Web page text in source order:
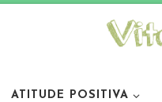
ATITUDE POSITIVA